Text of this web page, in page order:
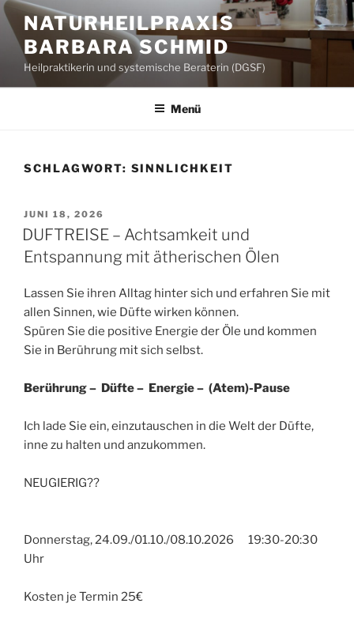
Zum
Inhalt
springen
NATURHEILPRAXIS
BARBARA SCHMID
Heilpraktikerin und systemische Beraterin (DGSF)
Menü
SCHLAGWORT: SINNLICHKEIT
VERÖFFENTLICHT
AM
JUNI 18, 2026
DUFTREISE – Achtsamkeit und
Entspannung mit ätherischen Ölen
Lassen Sie ihren Alltag hinter sich und erfahren Sie mit
allen Sinnen, wie Düfte wirken können.
Spüren Sie die positive Energie der Öle und kommen
Sie in Berührung mit sich selbst.
Berührung – Düfte – Energie – (Atem)-Pause
Ich lade Sie ein, einzutauschen in die Welt der Düfte,
inne zu halten und anzukommen.
NEUGIERIG??
Donnerstag, 24.09./01.10./08.10.2026 19:30-20:30
Uhr
Kosten je Termin 25€